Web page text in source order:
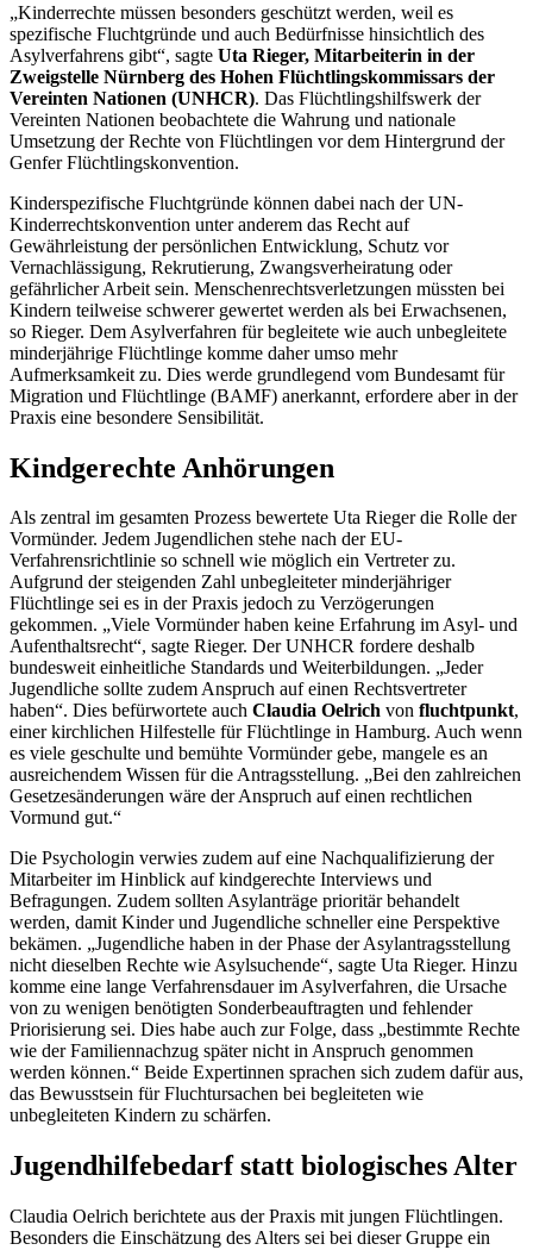
„Kinderrechte müssen besonders geschützt werden, weil es
spezifische Fluchtgründe und auch Bedürfnisse hinsichtlich des
Asylverfahrens gibt“, sagte Uta Rieger, Mitarbeiterin in der
Zweigstelle Nürnberg des Hohen Flüchtlingskommissars der
Vereinten Nationen (UNHCR). Das Flüchtlingshilfswerk der
Vereinten Nationen beobachtete die Wahrung und nationale
Umsetzung der Rechte von Flüchtlingen vor dem Hintergrund der
Genfer Flüchtlingskonvention.
Kinderspezifische Fluchtgründe können dabei nach der UN-
Kinderrechtskonvention unter anderem das Recht auf
Gewährleistung der persönlichen Entwicklung, Schutz vor
Vernachlässigung, Rekrutierung, Zwangsverheiratung oder
gefährlicher Arbeit sein. Menschenrechtsverletzungen müssten bei
Kindern teilweise schwerer gewertet werden als bei Erwachsenen,
so Rieger. Dem Asylverfahren für begleitete wie auch unbegleitete
minderjährige Flüchtlinge komme daher umso mehr
Aufmerksamkeit zu. Dies werde grundlegend vom Bundesamt für
Migration und Flüchtlinge (BAMF) anerkannt, erfordere aber in der
Praxis eine besondere Sensibilität.
Kindgerechte Anhörungen
Als zentral im gesamten Prozess bewertete Uta Rieger die Rolle der
Vormünder. Jedem Jugendlichen stehe nach der EU-
Verfahrensrichtlinie so schnell wie möglich ein Vertreter zu.
Aufgrund der steigenden Zahl unbegleiteter minderjähriger
Flüchtlinge sei es in der Praxis jedoch zu Verzögerungen
gekommen. „Viele Vormünder haben keine Erfahrung im Asyl- und
Aufenthaltsrecht“, sagte Rieger. Der UNHCR fordere deshalb
bundesweit einheitliche Standards und Weiterbildungen. „Jeder
Jugendliche sollte zudem Anspruch auf einen Rechtsvertreter
haben“. Dies befürwortete auch Claudia Oelrich von fluchtpunkt,
einer kirchlichen Hilfestelle für Flüchtlinge in Hamburg. Auch wenn
es viele geschulte und bemühte Vormünder gebe, mangele es an
ausreichendem Wissen für die Antragsstellung. „Bei den zahlreichen
Gesetzesänderungen wäre der Anspruch auf einen rechtlichen
Vormund gut.“
Die Psychologin verwies zudem auf eine Nachqualifizierung der
Mitarbeiter im Hinblick auf kindgerechte Interviews und
Befragungen. Zudem sollten Asylanträge prioritär behandelt
werden, damit Kinder und Jugendliche schneller eine Perspektive
bekämen. „Jugendliche haben in der Phase der Asylantragsstellung
nicht dieselben Rechte wie Asylsuchende“, sagte Uta Rieger. Hinzu
komme eine lange Verfahrensdauer im Asylverfahren, die Ursache
von zu wenigen benötigten Sonderbeauftragten und fehlender
Priorisierung sei. Dies habe auch zur Folge, dass „bestimmte Rechte
wie der Familiennachzug später nicht in Anspruch genommen
werden können.“ Beide Expertinnen sprachen sich zudem dafür aus,
das Bewusstsein für Fluchtursachen bei begleiteten wie
unbegleiteten Kindern zu schärfen.
Jugendhilfebedarf statt biologisches Alter
Claudia Oelrich berichtete aus der Praxis mit jungen Flüchtlingen.
Besonders die Einschätzung des Alters sei bei dieser Gruppe ein